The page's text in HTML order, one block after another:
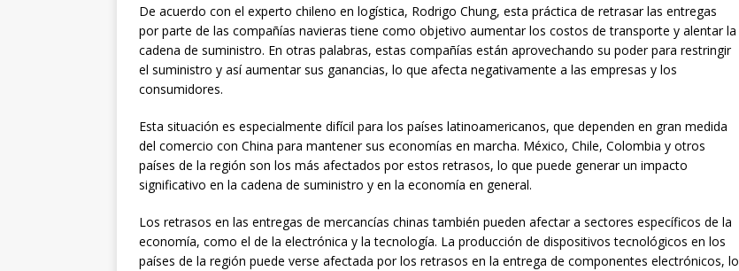
De acuerdo con el experto chileno en logística, Rodrigo Chung, esta práctica de retrasar las entregas
por parte de las compañías navieras tiene como objetivo aumentar los costos de transporte y alentar la
cadena de suministro. En otras palabras, estas compañías están aprovechando su poder para restringir
el suministro y así aumentar sus ganancias, lo que afecta negativamente a las empresas y los
consumidores.
Esta situación es especialmente difícil para los países latinoamericanos, que dependen en gran medida
del comercio con China para mantener sus economías en marcha. México, Chile, Colombia y otros
países de la región son los más afectados por estos retrasos, lo que puede generar un impacto
significativo en la cadena de suministro y en la economía en general.
Los retrasos en las entregas de mercancías chinas también pueden afectar a sectores específicos de la
economía, como el de la electrónica y la tecnología. La producción de dispositivos tecnológicos en los
países de la región puede verse afectada por los retrasos en la entrega de componentes electrónicos, lo